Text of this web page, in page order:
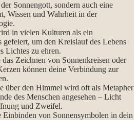
⁣Sonnengott, sondern auch eine
Wissen‌ und Wahrheit ‌in der
in vielen Kulturen als‌ ein
gefeiert, ‍um den Kreislauf des Lebens
Lichtes zu ehren.
Zeichnen von Sonnenkreisen oder
können deine Verbindung zur
über den Himmel wird oft als Metapher
des Menschen angesehen – Licht
und Zweifel.
Einbinden von Sonnensymbolen in dein